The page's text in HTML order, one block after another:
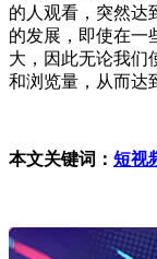
的人观看，突然达
的发展，即使在一
大，因此无论我们
和浏览量，从而达
本文关键词： 短视